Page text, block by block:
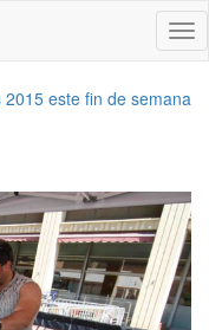
este fin de semana